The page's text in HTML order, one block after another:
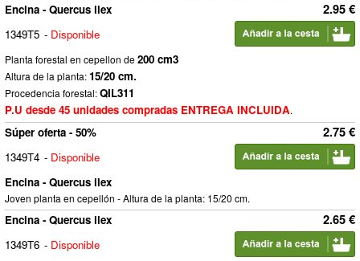
2.95 €
Encina - Quercus ilex
1349T5 - Disponible
Planta forestal en cepellon de200 cm3
Altura de la planta:15/20 cm.
Procedencia forestal:QIL311
P.U desde 45 unidades compradas ENTREGA INCLUIDA.
2.75 €
Súper oferta - 50%
1349T4 - Disponible
Encina - Quercus ilex
Joven planta en cepellón - Altura de la planta: 15/20 cm.
2.65 €
Encina - Quercus ilex
1349T6 - Disponible